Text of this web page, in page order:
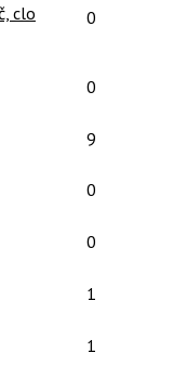
clo
Počet
0
Počet
0
Počet
9
Počet
0
Počet
0
Počet
1
Počet
1